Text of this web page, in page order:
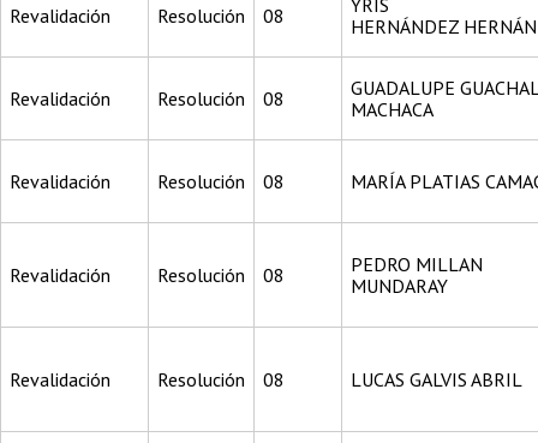
Revalidación Resolución 08
YRIS
HERNÁNDEZ
Revalidación Resolución 08
GUADALUPE
MACHACA
Revalidación Resolución 08 MARÍA PLATIAS
Revalidación Resolución 08
PEDRO MILLAN
MUNDARAY
Revalidación Resolución 08 LUCAS GALVIS ABRIL